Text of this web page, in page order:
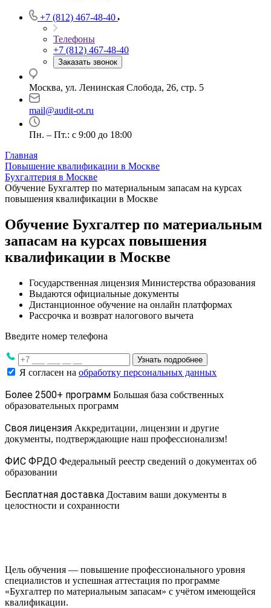
+7 (812) 467-48-40
Телефоны
+7 (812) 467-48-40
Заказать звонок
Москва, ул. Ленинская Слобода, 26, стр. 5
mail@audit-ot.ru
Пн. – Пт.: с 9:00 до 18:00
Главная
Повышение квалификации в Москве
Бухгалтерия в Москве
Обучение Бухгалтер по материальным запасам на курсах
повышения квалификации в Москве
Обучение Бухгалтер по материальным
запасам на курсах повышения
квалификации в Москве
Государственная лицензия Министерства образования
Выдаются официальные документы
Дистанционное обучение на онлайн платформах
Рассрочка и возврат налогового вычета
Введите номер телефона
Узнать подробнее
Я согласен на обработку персональных данных
Более 2500+ программ Большая база собственных
образовательных программ
Своя лицензия Аккредитации, лицензии и другие
документы, подтверждающие наш профессионализм!
ФИС ФРДО Федеральный реестр сведений о документах об
образовании
Бесплатная доставка Доставим ваши документы в
целостности и сохранности
Цель обучения — повышение профессионального уровня
специалистов и успешная аттестация по программе
«Бухгалтер по материальным запасам» с учётом имеющейся
квалификации.